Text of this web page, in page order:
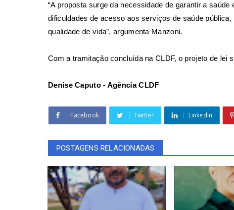
“A proposta surge da necessidade de garantir a
dificuldades de acesso aos serviços de saúde
qualidade de vida”, argumenta Manzoni.
Com a tramitação concluída na CLDF, o projeto de lei
Denise Caputo - Agência CLDF
Facebook Twitter Linkedin
POSTAGENS RELACIONADAS